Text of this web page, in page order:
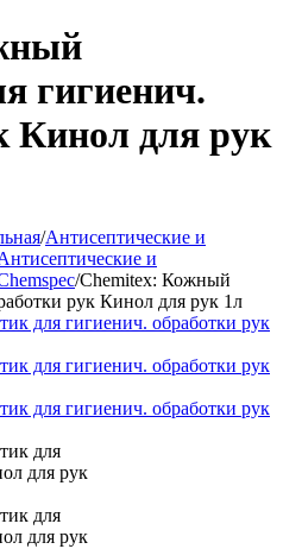
гигиенич.
Кинол для рук
/Антисептические и
и
/Chemitex: Кожный
рук Кинол для рук 1л